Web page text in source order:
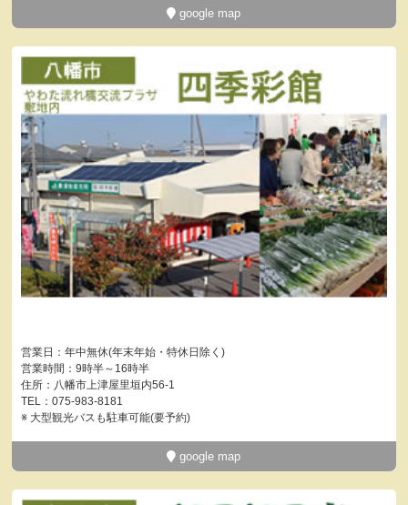
google map
営業日：年中無休(年末年始・特休日除く)
営業時間：9時半～16時半
住所：八幡市上津屋里垣内56-1
TEL：075-983-8181
※ 大型観光バスも駐車可能(要予約)
google map